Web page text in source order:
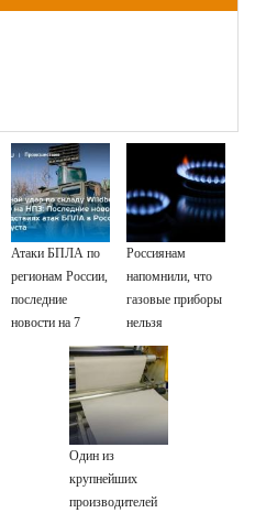
Атаки БПЛА по
регионам России,
последние
новости на 7
августа 2026:
последствия,
атаки на склады
Wildberries,
пострадавших
Россиянам
напомнили, что
газовые приборы
нельзя
ремонтировать
самостоятельно
Один из
крупнейших
производителей